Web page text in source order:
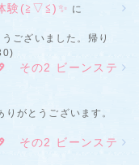
験(≧▽≦)✨ に
ございました。帰り
その2 ビーンステ
がとうございます。
その2 ビーンステ